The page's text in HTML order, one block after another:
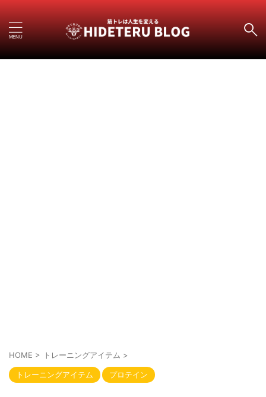
HOME > トレーニングアイテム >
トレーニングアイテム プロテイン